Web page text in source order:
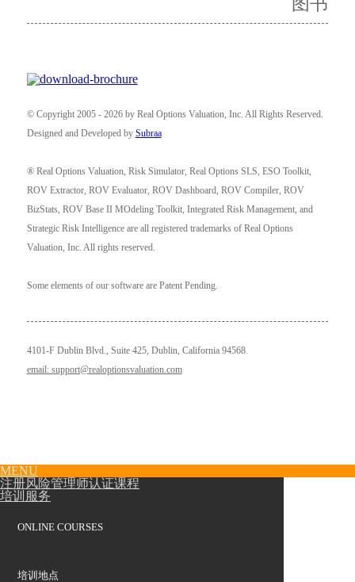
© Copyright 2005 - 2026 by Real Options Valuation, Inc. All Rights Reserved.
Designed and Developed by Subraa
® Real Options Valuation, Risk Simulator, Real Options SLS, ESO Toolkit,
ROV Extractor, ROV Evaluator, ROV Dashboard, ROV Compiler, ROV
BizStats, ROV Base II MOdeling Toolkit, Integrated Risk Management, and
Strategic Risk Intelligence are all registered trademarks of Real Options
Valuation, Inc. All rights reserved.
Some elements of our software are Patent Pending.
4101-F Dublin Blvd., Suite 425, Dublin, California 94568.
email: support@realoptionsvaluation.com
MENU
注册风险管理师认证课程
培训服务
ONLINE COURSES
培训地点